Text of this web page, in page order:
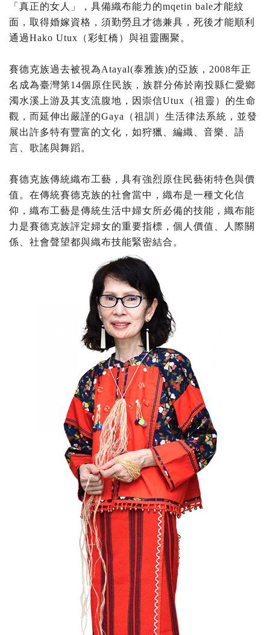
「真正的女人」，具備織布能力的mqetin bale才能紋
面，取得婚嫁資格，須勤勞且才德兼具，死後才能順利
通過Hako Utux（彩虹橋）與祖靈團聚。
賽德克族過去被視為Atayal(泰雅族)的亞族，2008年正
名成為臺灣第14個原住民族，族群分佈於南投縣仁愛鄉
濁水溪上游及其支流腹地，因崇信Utux（祖靈）的生命
觀，而延伸出嚴謹的Gaya（祖訓）生活律法系統，並發
展出許多特有豐富的文化，如狩獵、編織、音樂、語
言、歌謠與舞蹈。
賽德克族傳統織布工藝，具有強烈原住民藝術特色與價
值。在傳統賽德克族的社會當中，織布是一種文化信
仰，織布工藝是傳統生活中婦女所必備的技能，織布能
力是賽德克族評定婦女的重要指標，個人價值、人際關
係、社會聲望都與織布技能緊密結合。